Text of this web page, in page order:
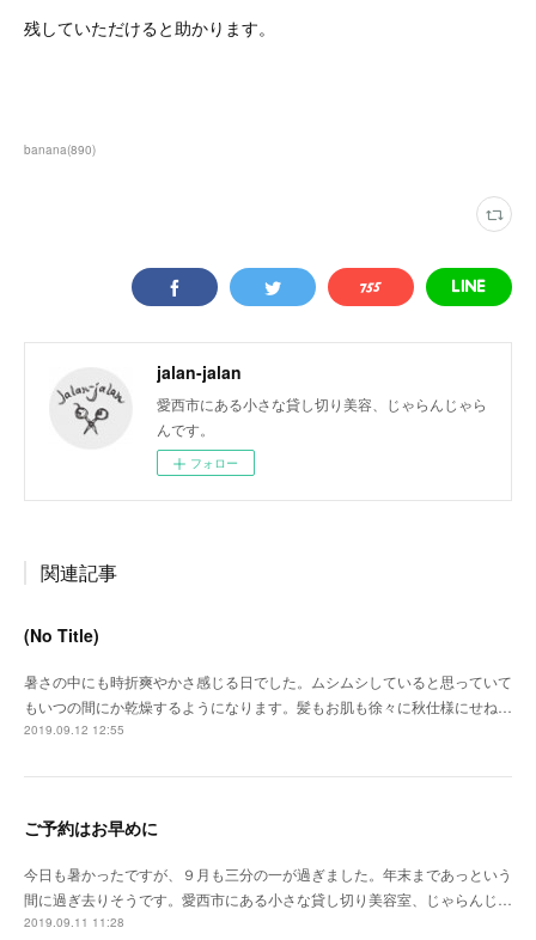
残していただけると助かります。
banana(890)
jalan-jalan
愛西市にある小さな貸し切り美容、じゃらんじゃら
んです。
フォロー
関連記事
(No Title)
暑さの中にも時折爽やかさ感じる日でした。ムシムシしていると思っていて
もいつの間にか乾燥するようになります。髪もお肌も徐々に秋仕様にせね…
2019.09.12 12:55
ご予約はお早めに
今日も暑かったですが、９月も三分の一が過ぎました。年末まであっという
間に過ぎ去りそうです。愛西市にある小さな貸し切り美容室、じゃらんじ…
2019.09.11 11:28